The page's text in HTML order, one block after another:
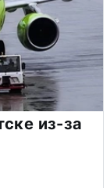
из-за